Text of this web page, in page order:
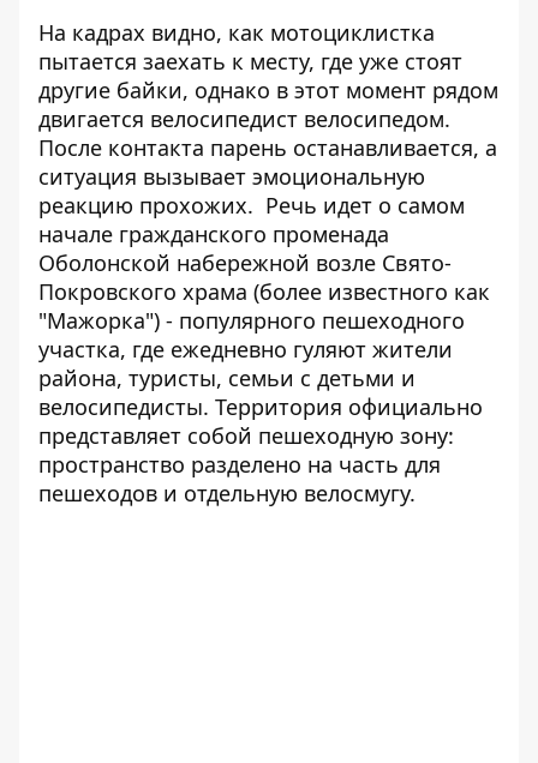
На кадрах видно, как мотоциклистка
пытается заехать к месту, где уже стоят
другие байки, однако в этот момент рядом
двигается велосипедист велосипедом.
После контакта парень останавливается, а
ситуация вызывает эмоциональную
реакцию прохожих. Речь идет о самом
начале гражданского променада
Оболонской набережной возле Свято-
Покровского храма (более известного как
"Мажорка") - популярного пешеходного
участка, где ежедневно гуляют жители
района, туристы, семьи с детьми и
велосипедисты. Территория официально
представляет собой пешеходную зону:
пространство разделено на часть для
пешеходов и отдельную велосмугу.